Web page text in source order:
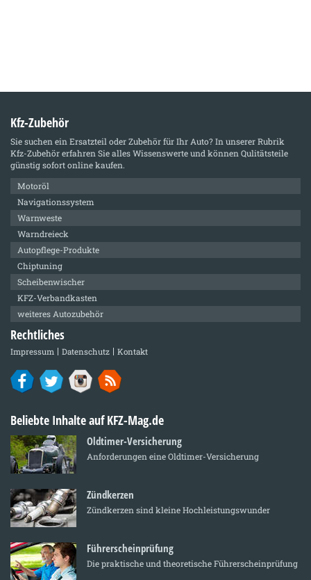
Kfz-Zubehör
Sie suchen ein Ersatzteil oder Zubehör für Ihr Auto? In unserer Rubrik
Kfz-Zubehörerfahren Sie alles Wissenswerte und können Qulitätsteile
günstig sofort online kaufen.
Motoröl
Navigationssystem
Warnweste
Warndreieck
Autopflege-Produkte
Chiptuning
Scheibenwischer
KFZ-Verbandkasten
weiteres Autozubehör
Rechtliches
Impressum Datenschutz Kontakt
Beliebte Inhalte auf KFZ-Mag.de
Oldtimer-Versicherung
Anforderungen eine Oldtimer-Versicherung
Zündkerzen
Zündkerzen sind kleine Hochleistungswunder
Führerscheinprüfung
Die praktische und theoretische Führerscheinprüfung